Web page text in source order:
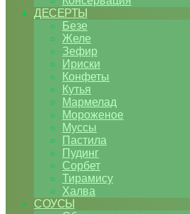
ДЕСЕРТЫ
Безе
Желе
Зефир
Ириски
Конфеты
Кутья
Мармелад
Мороженое
Муссы
Пастила
Пудинг
Сорбет
Тирамису
Халва
СОУСЫ